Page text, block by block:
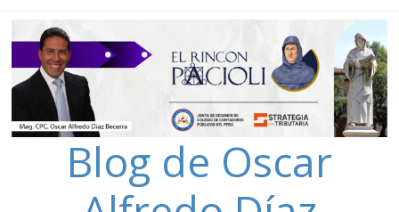
Blog de Oscar